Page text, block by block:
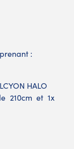
:
HALO
210cm et 1x